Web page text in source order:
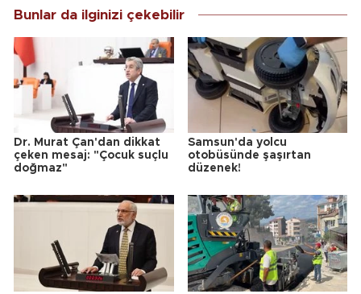
Bunlar da ilginizi çekebilir
Dr. Murat Çan'dan dikkat
çeken mesaj: "Çocuk suçlu
doğmaz"
Samsun'da yolcu
otobüsünde şaşırtan
düzenek!